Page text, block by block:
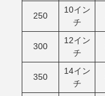
250
10イン
チ
300
12イン
チ
350
14イン
チ